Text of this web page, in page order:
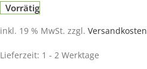
Vorrätig
inkl. 19 % MwSt. zzgl. Versandkosten
Lieferzeit: 1 - 2 Werktage